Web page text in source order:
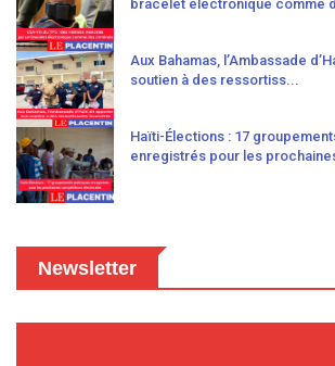
bracelet électronique comme
Aux Bahamas, l’Ambassade
soutien à des ressortiss...
Haïti-Élections : 17
enregistrés pour les
Newsletter